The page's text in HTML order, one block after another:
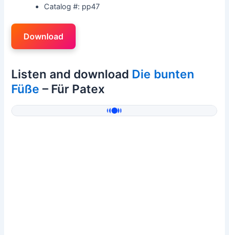
Catalog #: pp47
Download
Listen and download Die bunten
Füße – Für Patex